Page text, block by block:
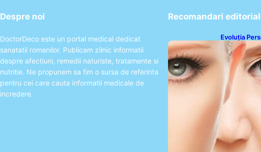
Despre noi
DoctorDeco este un portal medical dedicat
sanatatii romanilor. Publicam zilnic informatii
despre afectiuni, remedii naturiste, tratamente si
nutritie. Ne propunem sa fim o sursa de referinta
pentru cei care cauta informatii medicale de
incredere.
Recomandari
Evoluția
Ani: Ce
Psihologice